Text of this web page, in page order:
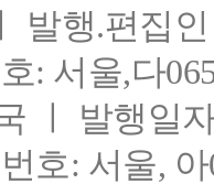
발행.편집
: 서울,다
ㅣ 발행일
호: 서울,